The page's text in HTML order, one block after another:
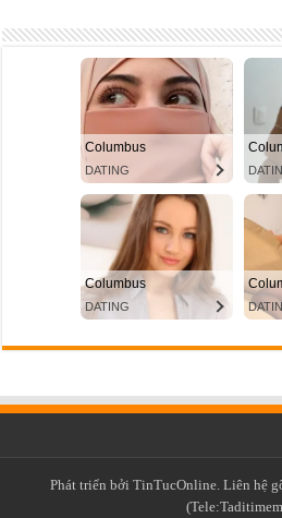
Phát triển bởi TinTucOnline. Liên hệ